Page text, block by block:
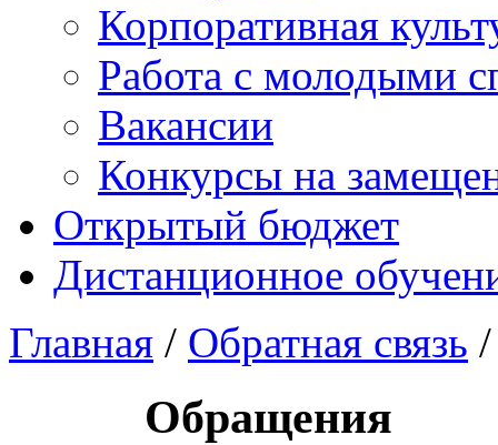
Корпоративная
Работа с молодыми
Вакансии
Конкурсы на
Открытый бюджет
Дистанционное
Главная / Обратная связь
Обращения